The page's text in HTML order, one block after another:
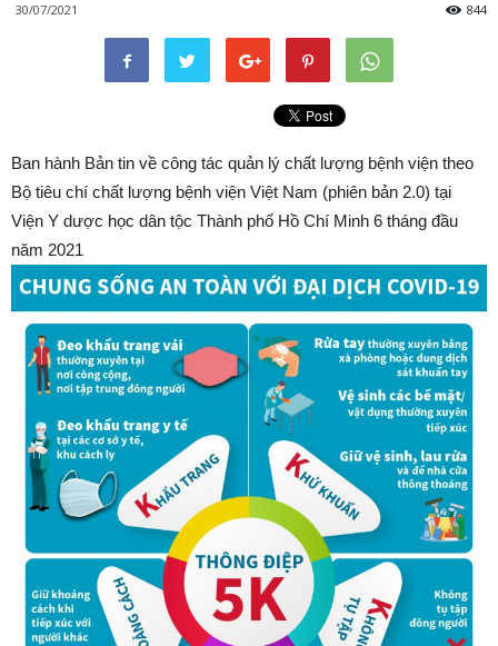
30/07/2021 844
Ban hành Bản tin về công tác quản lý chất lượng bệnh viện theo
Bộ tiêu chí chất lượng bệnh viện Việt Nam (phiên bản 2.0) tại
Viện Y dược học dân tộc Thành phố Hồ Chí Minh 6 tháng đầu
năm 2021